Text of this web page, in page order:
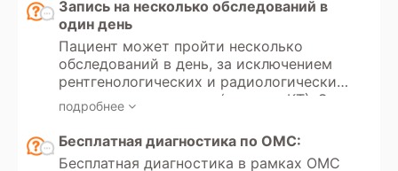
Запись на несколько обследований в
один день
Пациент может пройти несколько
обследований в день, за исключением
рентгенологических и радиологических
методов диагностики (рентген, КТ). Эти
исследования используют
ионизирующее излучение, и существует
ограничение по дозе разрешенного
подробнее
Бесплатная диагностика по ОМС:
Бесплатная диагностика в рамках ОМС